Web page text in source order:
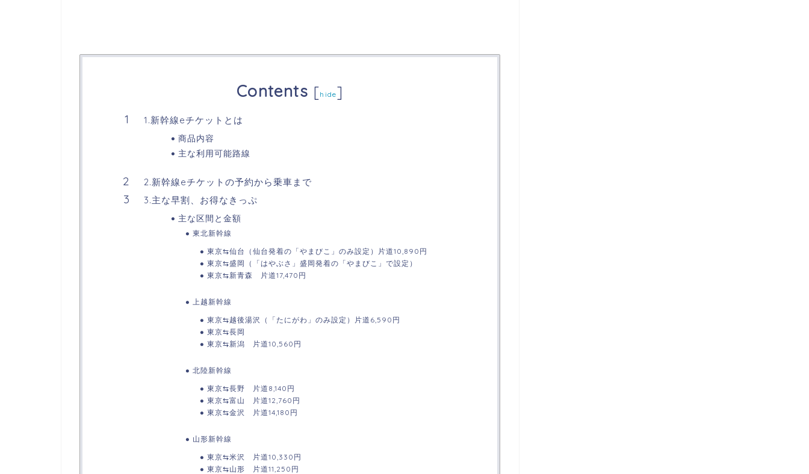
Contents [hide]
1.新幹線eチケットとは
商品内容
主な利用可能路線
2.新幹線eチケットの予約から乗車まで
3.主な早割、お得なきっぷ
主な区間と金額
東北新幹線
東京⇆仙台（仙台発着の「やまびこ」のみ設定）片道10,890円
東京⇆盛岡（「はやぶさ」盛岡発着の「やまびこ」で設定）
東京⇆新青森 片道17,470円
上越新幹線
東京⇆越後湯沢（「たにがわ」のみ設定）片道6,590円
東京⇆長岡
東京⇆新潟 片道10,560円
北陸新幹線
東京⇆長野 片道8,140円
東京⇆富山 片道12,760円
東京⇆金沢 片道14,180円
山形新幹線
東京⇆米沢 片道10,330円
東京⇆山形 片道11,250円